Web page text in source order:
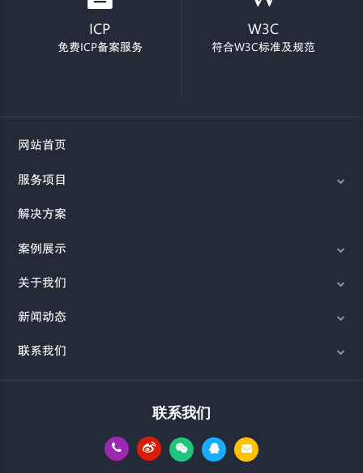
ICP
免费ICP备案服务
W3C
符合W3C标准及规范
网站首页
服务项目
解决方案
案例展示
关于我们
新闻动态
联系我们
联系我们